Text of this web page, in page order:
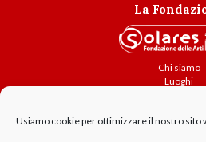
Usiamo cookie per ottimizzare il nostro sito
La
Chi siamo
Luoghi
Contatti